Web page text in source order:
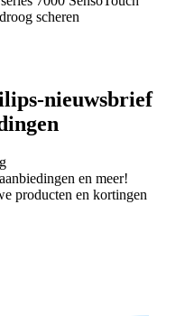
scheren
nieuwsbrief
en meer!
producten en kortingen